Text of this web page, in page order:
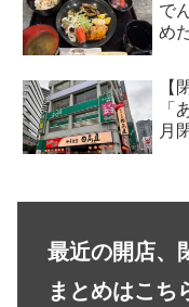
で
め
【
「
月
最近の開店、
まとめはこち